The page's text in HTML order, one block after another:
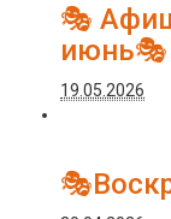
🎭
июнь🎭
19.05.2026